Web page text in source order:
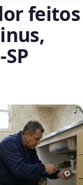
feitos